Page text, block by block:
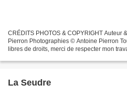
CRÉDITS PHOTOS & COPYRIGHT Auteur
Pierron Photographies © Antoine Pierron
libres de droits, merci de respecter mon
La Seudre